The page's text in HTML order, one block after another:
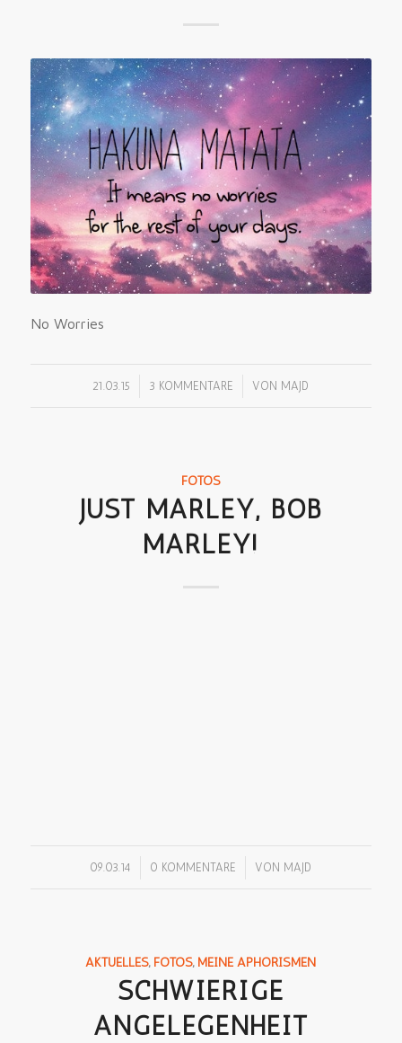
No Worries
21.03.15 3 KOMMENTARE
/ VON MAJD
FOTOS
JUST MARLEY, BOB
MARLEY!
09.03.14 0 KOMMENTARE
/ VON MAJD
AKTUELLES, FOTOS, MEINE APHORISMEN
SCHWIERIGE
ANGELEGENHEIT